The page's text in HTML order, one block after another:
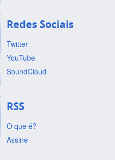
Redes Sociais
Twitter
YouTube
SoundCloud
RSS
O que é?
Assine